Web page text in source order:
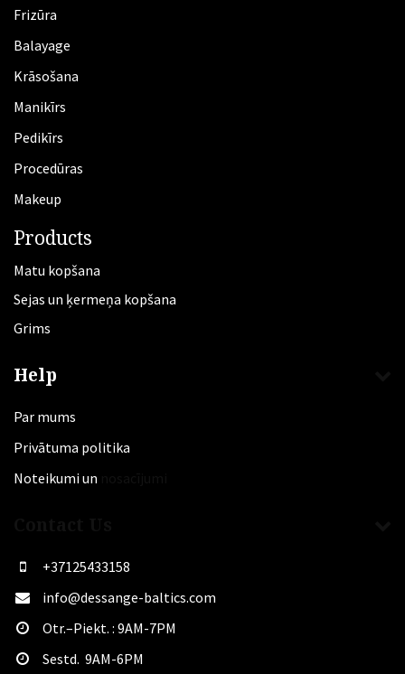
Frizūra
​Balayage
Krāsošana
Manikīrs
​Pedikīrs
Procedūras
Makeup
Products
Matu kopšana
Sejas un ķermeņa kopšana
Grims
Help
Par mums
Privātuma politika
Noteikumi un
+37125433158
info@dessange-baltics.com
Otr.–Piekt. : 9AM-7PM
Sestd. 9AM-6PM